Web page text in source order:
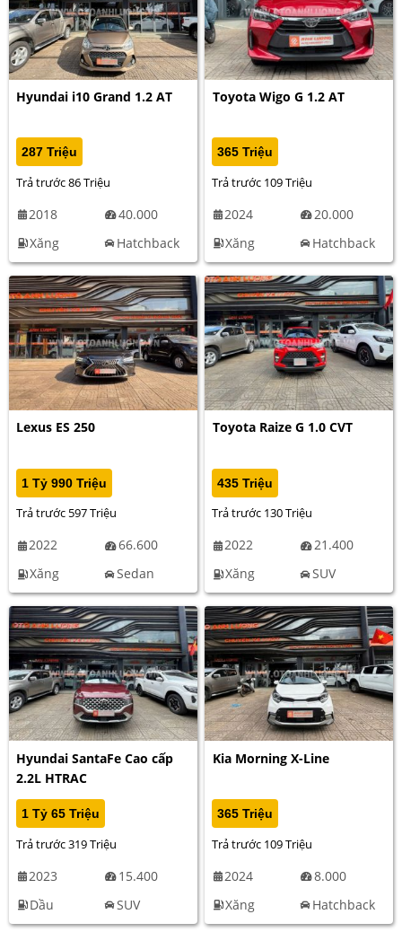
Hyundai i10 Grand 1.2 AT
287 Triệu
Trả trước 86 Triệu
2018
40.000
Xăng
Hatchback
Toyota Wigo G 1.2 AT
365 Triệu
Trả trước 109 Triệu
2024
20.000
Xăng
Hatchback
Lexus ES 250
1 Tỷ 990 Triệu
Trả trước 597 Triệu
2022
66.600
Xăng
Sedan
Toyota Raize G 1.0 CVT
435 Triệu
Trả trước 130 Triệu
2022
21.400
Xăng
SUV
Hyundai SantaFe Cao cấp
2.2L HTRAC
1 Tỷ 65 Triệu
Trả trước 319 Triệu
2023
15.400
Dầu
SUV
Kia Morning X-Line
365 Triệu
Trả trước 109 Triệu
2024
8.000
Xăng
Hatchback